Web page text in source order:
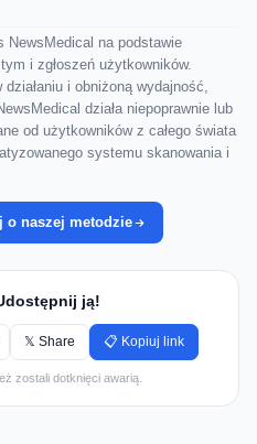
NewsMedical na podstawie
i zgłoszeń użytkowników.
i obniżoną wydajność,
działa niepoprawnie lub
od użytkowników z całego świata
systemu skanowania i
o naszej metodzie
ją!
𝕏 Share 📋 Kopiuj link
zostali dotknięci awarią.